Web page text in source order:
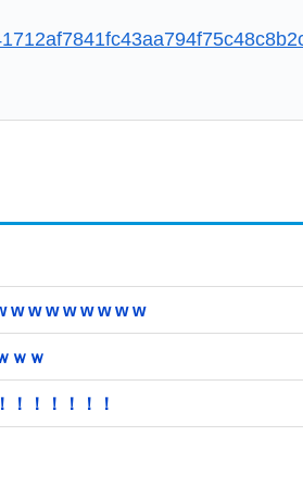
w w w w w w w w
ｗｗ
！！！！！！